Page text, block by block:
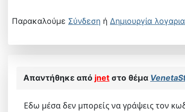
Παρακαλούμε Σύνδεση ή Δημιουργία
Απαντήθηκε από jnet στο θέμα
Εδω μέσα δεν μπορείς να γράψεις τον